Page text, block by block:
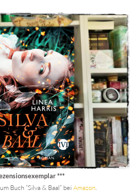
G
A
T
I
O
N
***
Buch “Silva & Baal” bei Amazon.